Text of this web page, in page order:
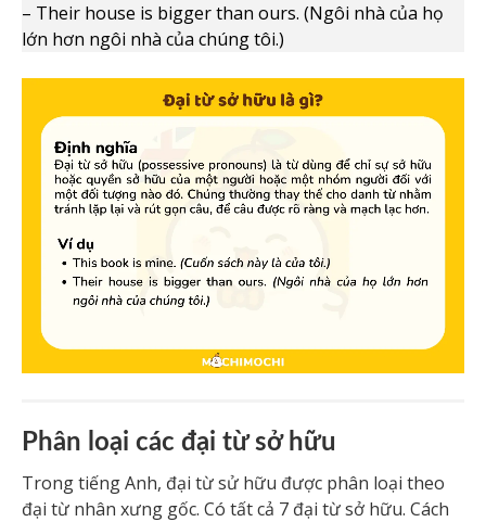
– Their house is bigger than ours. (Ngôi nhà của họ
lớn hơn ngôi nhà của chúng tôi.)
Phân loại các đại từ sở hữu
Trong tiếng Anh, đại từ sử hữu được phân loại theo
đại từ nhân xưng gốc. Có tất cả 7 đại từ sở hữu. Cách